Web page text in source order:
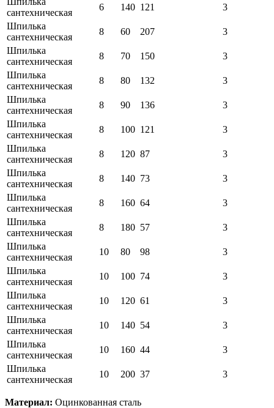
сантехническая
6 140 121
3
Шпилька
сантехническая
8 60 207
3
Шпилька
сантехническая
8 70 150
3
Шпилька
сантехническая
8 80 132
3
Шпилька
сантехническая
8 90 136
3
Шпилька
сантехническая
8 100 121
3
Шпилька
сантехническая
8 120 87
3
Шпилька
сантехническая
8 140 73
3
Шпилька
сантехническая
8 160 64
3
Шпилька
сантехническая
8 180 57
3
Шпилька
сантехническая
10 80 98
3
Шпилька
сантехническая
10 100 74
3
Шпилька
сантехническая
10 120 61
3
Шпилька
сантехническая
10 140 54
3
Шпилька
сантехническая
10 160 44
3
Шпилька
сантехническая
10 200 37 3
Материал: Оцинкованная сталь